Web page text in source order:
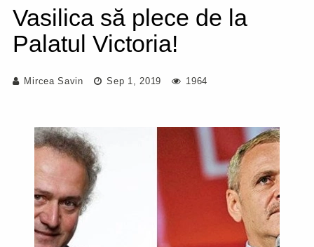
Vasilica să plece de la
Palatul Victoria!
Mircea Savin Sep 1, 2019 1964